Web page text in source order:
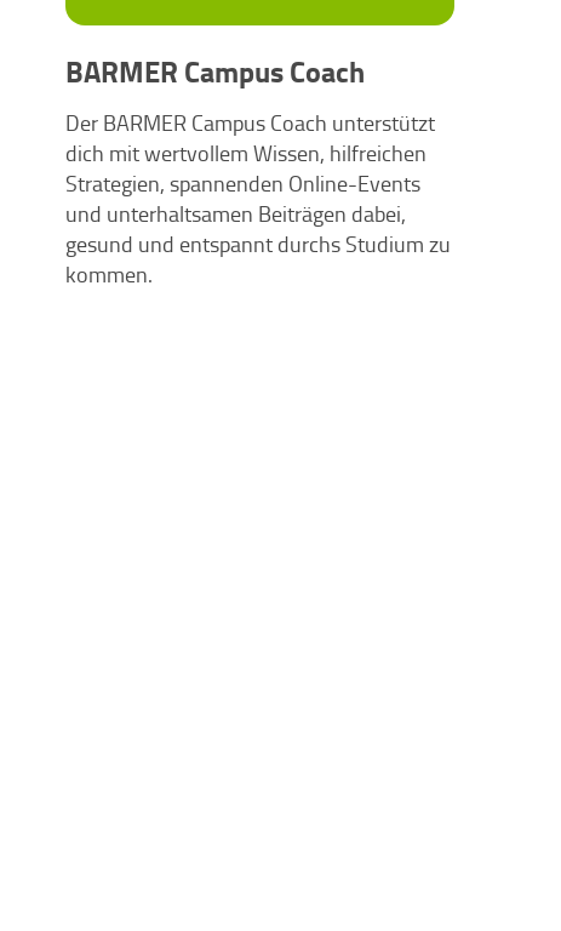
BARMER Campus Coach
Der BARMER Campus Coach unterstützt
dich mit wertvollem Wissen, hilfreichen
Strategien, spannenden Online-Events
und unterhaltsamen Beiträgen dabei,
gesund und entspannt durchs Studium zu
kommen.